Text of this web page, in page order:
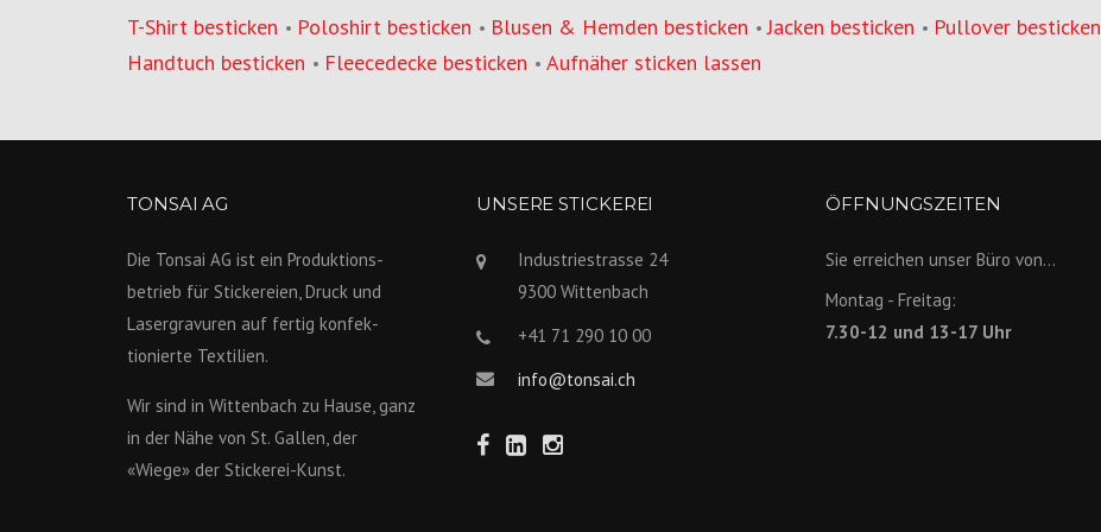
T-Shirt besticken • Poloshirt besticken • Blusen & Hemden besticken •Jacken besticken • Pullover besticken
Handtuch besticken • Fleecedecke besticken • Aufnäher sticken lassen
TONSAI AG
Die Tonsai AG ist ein Produktions­
betrieb für Stickereien, Druck und
Lasergravuren auf fertig konfek­
tionierte Textilien.
Wir sind in Wittenbach zu Hause, ganz
in der Nähe von St. Gallen, der
«Wiege» der Stickerei-Kunst.
UNSERE STICKEREI
Industriestrasse 24
9300 Wittenbach
+41 71 290 10 00
info@tonsai.ch
ÖFFNUNGSZEITEN
Sie erreichen unser Büro von...
Montag - Freitag:
7.30-12 und 13-17 Uhr